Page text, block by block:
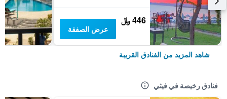
446 ﷼
عرض الصفقة
شاهد المزيد من الفنادق القريبة
فنادق رخيصة في فيثي